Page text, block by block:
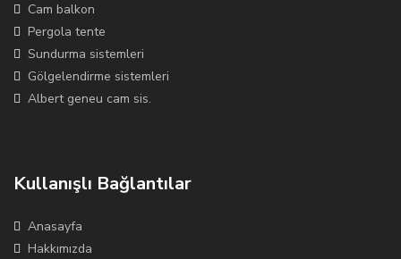
Cam balkon
Pergola tente
Sundurma sistemleri
Gölgelendirme sistemleri
Albert geneu cam sis.
Kullanışlı Bağlantılar
Anasayfa
Hakkımızda